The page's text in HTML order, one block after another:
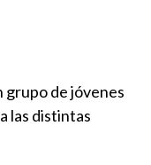
grupo de jóvenes
las distintas